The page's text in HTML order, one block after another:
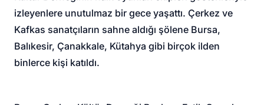
izleyenlere unutulmaz bir gece yaşattı. Çerkez ve
Kafkas sanatçıların sahne aldığı şölene Bursa,
Balıkesir, Çanakkale, Kütahya gibi birçok ilden
binlerce kişi katıldı.